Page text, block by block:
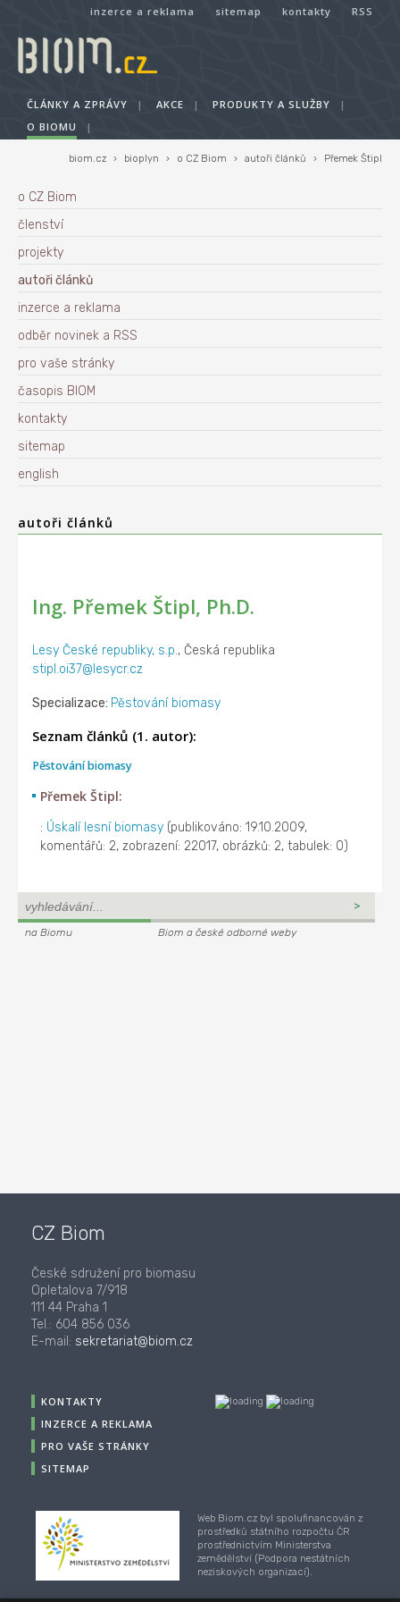
inzerce a reklama sitemap kontakty RSS
ČLÁNKY A ZPRÁVY | AKCE | PRODUKTY A SLUŽBY
|
O BIOMU
|
biom.cz › bioplyn › o CZ Biom › autoři článků › Přemek Štipl
o CZ Biom
členství
projekty
autoři článků
inzerce a reklama
odběr novinek a RSS
pro vaše stránky
časopis BIOM
kontakty
sitemap
english
autoři článků
Ing. Přemek Štipl, Ph.D.
Lesy České republiky, s.p., Česká republika
stipl.oi37@lesycr.cz
Specializace: Pěstování biomasy
Seznam článků (1. autor):
Pěstování biomasy
Přemek Štipl:
: Úskalí lesní biomasy (publikováno: 19.10.2009,
komentářů: 2, zobrazení: 22017, obrázků: 2, tabulek: 0)
na Biomu Biom a české odborné weby
CZ Biom
České sdružení pro biomasu
Opletalova 7/918
111 44 Praha 1
Tel.: 604 856 036
E-mail: sekretariat@biom.cz
KONTAKTY
INZERCE A REKLAMA
PRO VAŠE STRÁNKY
SITEMAP
Web Biom.cz byl spolufinancován z
prostředků státního rozpočtu ČR
prostřednictvím Ministerstva
zemědělství (Podpora nestátních
neziskových organizací).